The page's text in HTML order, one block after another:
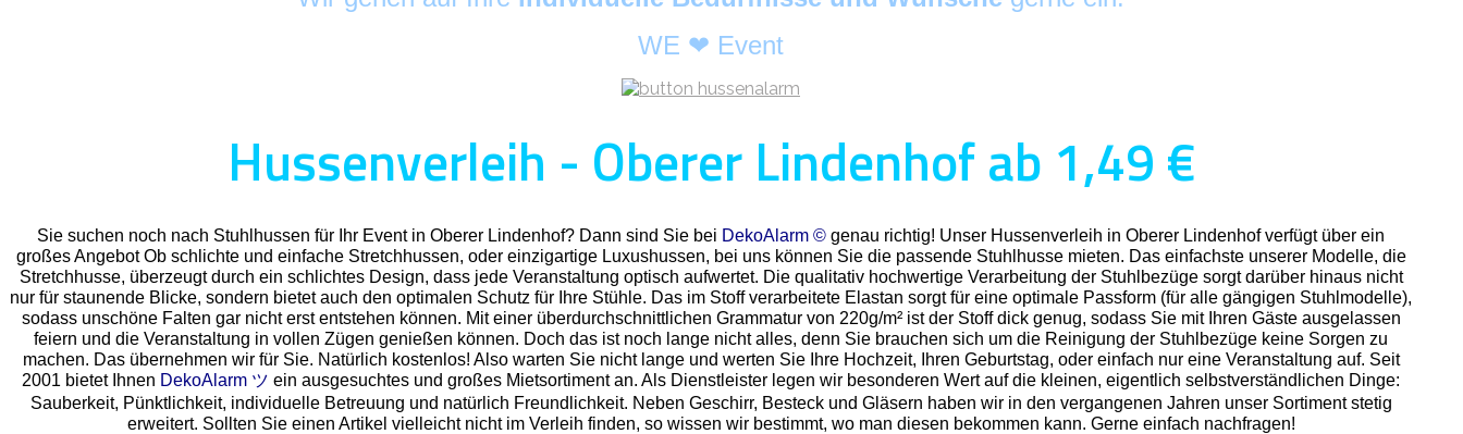
WE ❤ Event
Hussenverleih - Oberer Lindenhof ab 1,49 €
Sie suchen noch nach Stuhlhussen für Ihr Event in Oberer Lindenhof? Dann sind Sie bei DekoAlarm © genau richtig! Unser Hussenverleih in Oberer Lindenhof verfügt über ein
großes Angebot Ob schlichte und einfache Stretchhussen, oder einzigartige Luxushussen, bei uns können Sie die passende Stuhlhusse mieten. Das einfachste unserer Modelle, die
Stretchhusse, überzeugt durch ein schlichtes Design, dass jede Veranstaltung optisch aufwertet. Die qualitativ hochwertige Verarbeitung der Stuhlbezüge sorgt darüber hinaus nicht
nur für staunende Blicke, sondern bietet auch den optimalen Schutz für Ihre Stühle. Das im Stoff verarbeitete Elastan sorgt für eine optimale Passform (für alle gängigen Stuhlmodelle),
sodass unschöne Falten gar nicht erst entstehen können. Mit einer überdurchschnittlichen Grammatur von 220g/m² ist der Stoff dick genug, sodass Sie mit Ihren Gäste ausgelassen
feiern und die Veranstaltung in vollen Zügen genießen können. Doch das ist noch lange nicht alles, denn Sie brauchen sich um die Reinigung der Stuhlbezüge keine Sorgen zu
machen. Das übernehmen wir für Sie. Natürlich kostenlos! Also warten Sie nicht lange und werten Sie Ihre Hochzeit, Ihren Geburtstag, oder einfach nur eine Veranstaltung auf. Seit
2001 bietet Ihnen DekoAlarm ツ ein ausgesuchtes und großes Mietsortiment an. Als Dienstleister legen wir besonderen Wert auf die kleinen, eigentlich selbstverständlichen Dinge:
Sauberkeit, Pünktlichkeit, individuelle Betreuung und natürlich Freundlichkeit. Neben Geschirr, Besteck und Gläsern haben wir in den vergangenen Jahren unser Sortiment stetig
erweitert. Sollten Sie einen Artikel vielleicht nicht im Verleih finden, so wissen wir bestimmt, wo man diesen bekommen kann. Gerne einfach nachfragen!